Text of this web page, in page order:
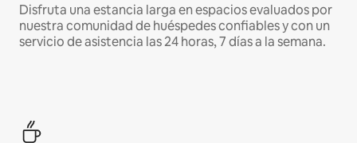
Disfruta una estancia larga en espacios evaluados por
nuestra comunidad de huéspedes confiables y con un
servicio de asistencia las 24 horas, 7 días a la semana.